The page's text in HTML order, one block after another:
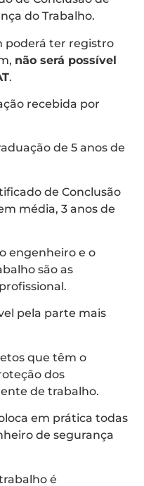
do Trabalho.
poderá ter registro
não será possível
.
recebida por
de 5 anos de
de Conclusão
média, 3 anos de
engenheiro e o
são as
pela parte mais
que têm o
dos
de trabalho.
em prática todas
de segurança
é